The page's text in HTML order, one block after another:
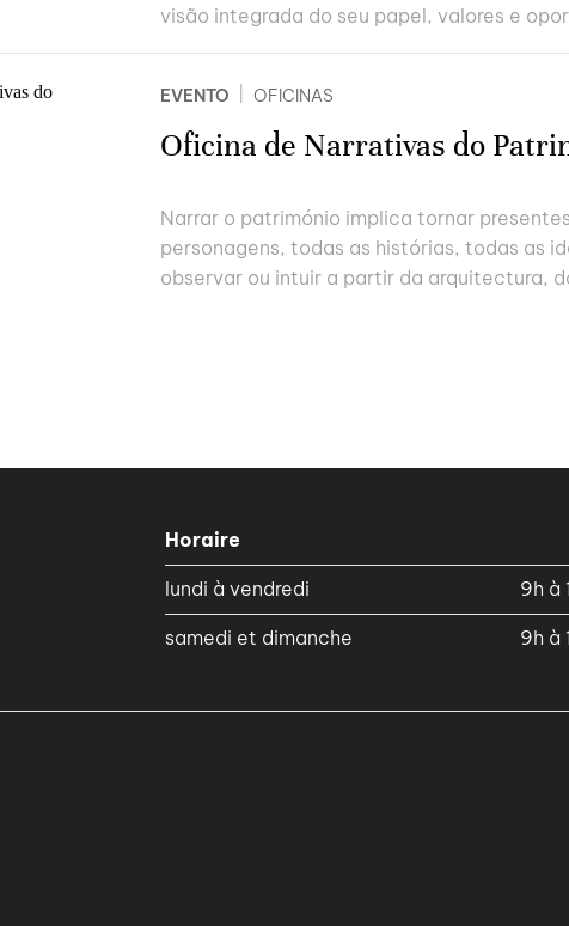
visão integrada do seu papel, valores e
EVENTO OFICINAS
Oficina de Narrativas do
Narrar o património implica tornar
personagens, todas as histórias, todas as
observar ou intuir a partir da arquitectura,
Horaire
lundi à vendredi 9h à
samedi et dimanche 9h à